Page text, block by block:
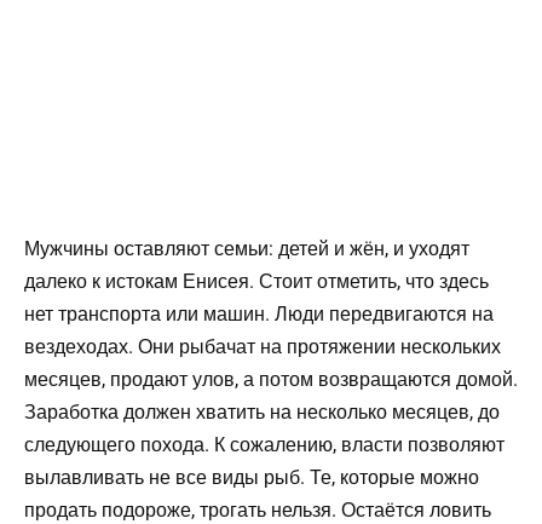
Мужчины оставляют семьи: детей и жён, и уходят
далеко к истокам Енисея. Стоит отметить, что здесь
нет транспорта или машин. Люди передвигаются на
вездеходах. Они рыбачат на протяжении нескольких
месяцев, продают улов, а потом возвращаются домой.
Заработка должен хватить на несколько месяцев, до
следующего похода. К сожалению, власти позволяют
вылавливать не все виды рыб. Те, которые можно
продать подороже, трогать нельзя. Остаётся ловить